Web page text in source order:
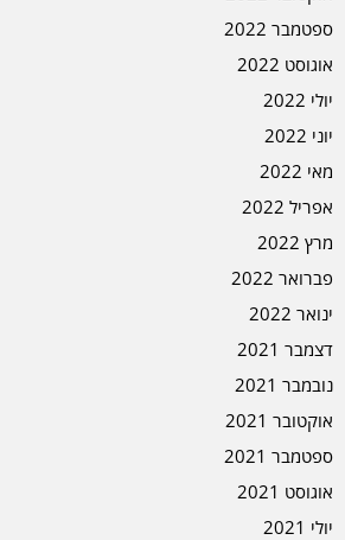
ספטמבר 2022
אוגוסט 2022
יולי 2022
יוני 2022
מאי 2022
אפריל 2022
מרץ 2022
פברואר 2022
ינואר 2022
דצמבר 2021
נובמבר 2021
אוקטובר 2021
ספטמבר 2021
אוגוסט 2021
יולי 2021